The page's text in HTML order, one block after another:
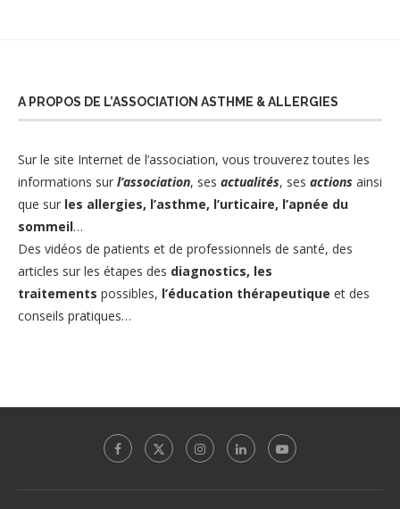
A PROPOS DE L’ASSOCIATION ASTHME & ALLERGIES
Sur le site Internet de l’association, vous trouverez toutes les
informations sur l’association, ses actualités, ses actions ainsi
que sur les allergies, l’asthme, l’urticaire, l’apnée du
sommeil…
Des vidéos de patients et de professionnels de santé, des
articles sur les étapes des diagnostics, les
traitements possibles, l’éducation thérapeutique et des
conseils pratiques…